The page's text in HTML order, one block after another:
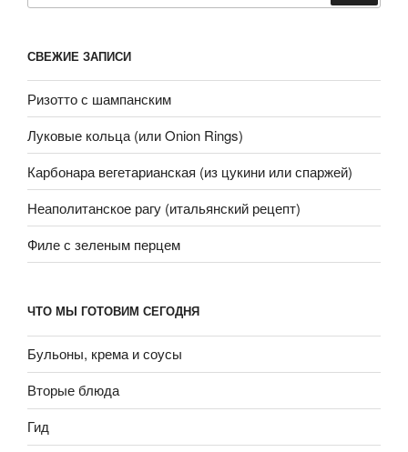
СВЕЖИЕ ЗАПИСИ
Ризотто с шампанским
Луковые кольца (или Onion Rings)
Карбонара вегетарианская (из цукини или спаржей)
Неаполитанское рагу (итальянский рецепт)
Филе с зеленым перцем
ЧТО МЫ ГОТОВИМ СЕГОДНЯ
Бульоны, крема и соусы
Вторые блюда
Гид